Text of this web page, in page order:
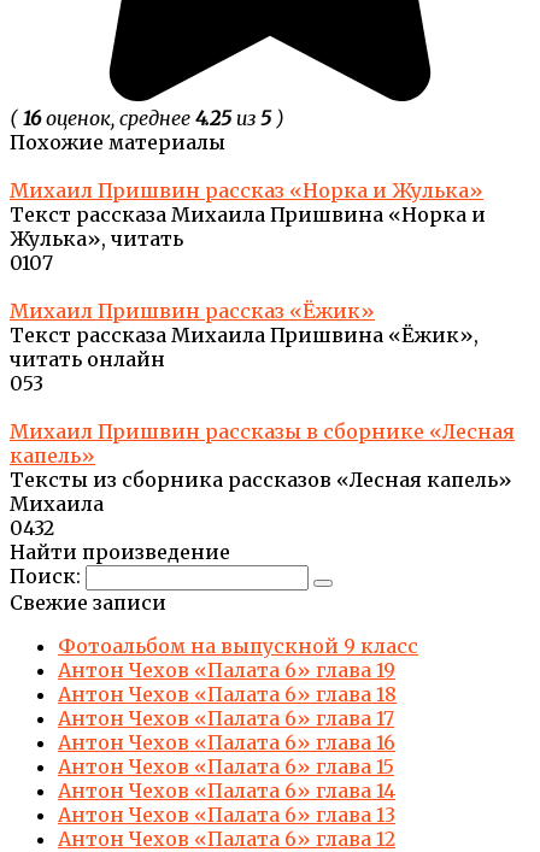
( 16оценок, среднее 4.25из 5)
Похожие материалы
Михаил Пришвин рассказ «Норка и Жулька»
Текст рассказа Михаила Пришвина «Норка и
Жулька», читать
0107
Михаил Пришвин рассказ «Ёжик»
Текст рассказа Михаила Пришвина «Ёжик»,
читать онлайн
053
Михаил Пришвин рассказы в сборнике «Лесная
капель»
Тексты из сборника рассказов «Лесная капель»
Михаила
0432
Найти произведение
Поиск:
Свежие записи
Фотоальбом на выпускной 9 класс
Антон Чехов «Палата 6» глава 19
Антон Чехов «Палата 6» глава 18
Антон Чехов «Палата 6» глава 17
Антон Чехов «Палата 6» глава 16
Антон Чехов «Палата 6» глава 15
Антон Чехов «Палата 6» глава 14
Антон Чехов «Палата 6» глава 13
Антон Чехов «Палата 6» глава 12